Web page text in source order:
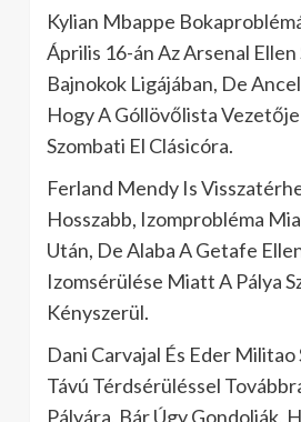
Kylian Mbappe
Április 16-án Az Arsenal
Bajnokok Ligájában, De
Hogy A Góllövőlista
Szombati El Clásicóra.
Ferland Mendy Is
Hosszabb, Izomprobléma
Után, De Alaba A Getafe
Izomsérülése Miatt A Pálya
Kényszerül.
Dani Carvajal És Eder Militao
Távú Térdsérüléssel
Pályára, Bár Úgy Gondolják,